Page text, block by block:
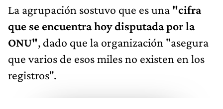
La agrupación sostuvo que es una "cifra
que se encuentra hoy disputada por la
ONU", dado que la organización "asegura
que varios de esos miles no existen en los
registros".